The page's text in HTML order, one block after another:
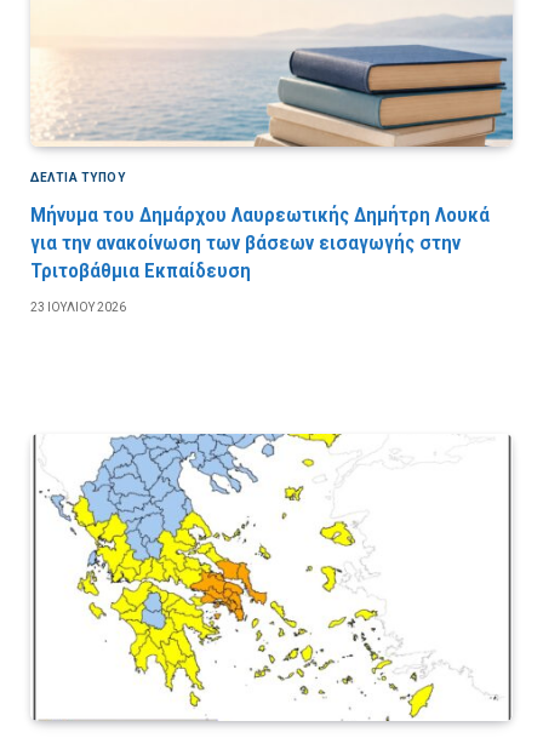
ΔΕΛΤΙΑ ΤΥΠΟΥ
Μήνυμα του Δημάρχου Λαυρεωτικής Δημήτρη Λουκά
για την ανακοίνωση των βάσεων εισαγωγής στην
Τριτοβάθμια Εκπαίδευση
23 ΙΟΥΛΊΟΥ 2026